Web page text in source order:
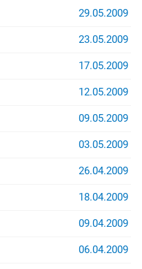
29.05.2009
23.05.2009
17.05.2009
12.05.2009
09.05.2009
03.05.2009
26.04.2009
18.04.2009
09.04.2009
06.04.2009